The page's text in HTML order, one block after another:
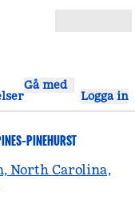
Gå med
Logga in
PINEHURST
North Carolina,